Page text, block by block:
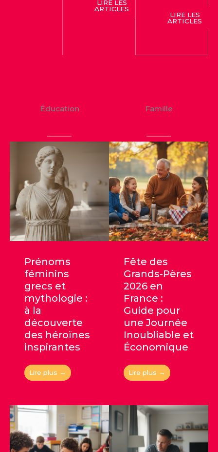
LIRE LES
ARTICLES
LIRE LES
ARTICLES
Éducation
Prénoms
féminins
grecs et
mythologie :
à la
découverte
des héroïnes
inspirantes
Lire plus →
Famille
Fête des
Grands-Pères
2026 en
France :
Guide pour
une Journée
Inoubliable et
Économique
Lire plus →